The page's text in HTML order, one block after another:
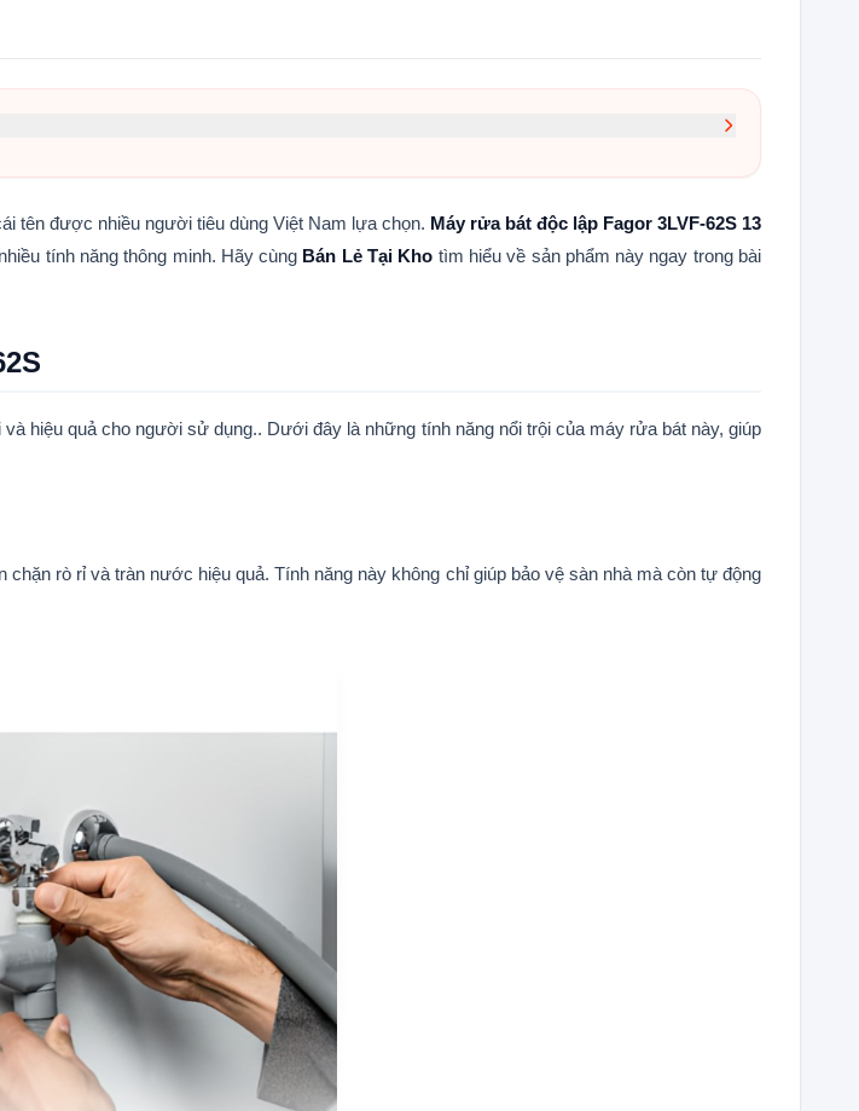
tên được nhiều người tiêu dùng Việt Nam lựa chọn. Máy rửa bát độc lập Fagor 3LVF-62S 13
tính năng thông minh. Hãy cùng Bán Lẻ Tại Kho tìm hiểu về sản phẩm này ngay trong bài
hiệu quả cho người sử dụng.. Dưới đây là những tính năng nổi trội của máy rửa bát này, giúp
rò rỉ và tràn nước hiệu quả. Tính năng này không chỉ giúp bảo vệ sàn nhà mà còn tự động